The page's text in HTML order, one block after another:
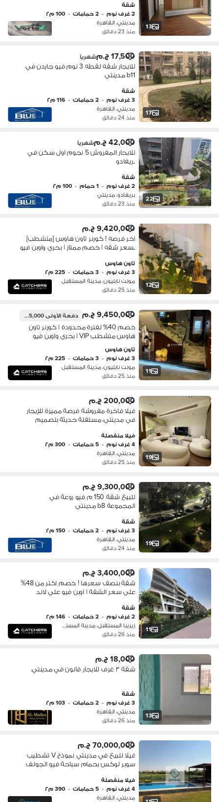
13
شقة
2 غرف نوم
• 2 حمامات • 100 م٢
مدينتي، القاهرة
منذ 23 دقائق
17
17,500 ج.م شهرياً
للايجار شقه لقطه 3 نوم فيو جاردن في
b11 مدينتي
شقة
3 غرف نوم
• 2 حمامات • 116 م٢
مدينتي، القاهرة
منذ 24 دقائق
22
42,000 ج.م شهرياً
للايحار المفروش 5 نجوم اول سكن في
بريفادو
شقة
2 غرف نوم
• 1 حمام • 100 م٢
بريفادو، مدينتي
منذ 23 دقائق
12
9,420,000 ج.م
اخر فرصه ! كورنر تاون هاوس [متشطب]
بسعر شقه | خصم ممتاز | بحري واوبن فيو
بالقرب مدينتي والرحاب والقاهرة الجديدة
تاون هاوس
3 غرف نوم
• 3 حمامات • 225 م٢
مونت نابليون، مدينة المستقبل
منذ 25 دقائق
11
9,450,000 ج.م دفعة الأولى945,000 ج.م
خصم 40% لفترة محدودة | كورنر تاون
هاوس متشطب VIP | بحري واوبن فيو
بالقرب مدينتي والرحاب والقاهرة الجديدة
تاون هاوس
3 غرف نوم
• 3 حمامات • 225 م٢
مونت نابليون، مدينة المستقبل
منذ 25 دقائق
19
200,000 ج.م
فيلا فاخرة مفروشة فرصة مميزة للإيجار
في مدينتي، مستقلة حديثة بتصميم
الحديقة
فيلا منفصلة
4 غرف نوم
• 5 حمامات • 300 م٢
مدينتي، القاهرة
منذ 25 دقائق
19
9,300,000 ج.م
للبيع شقة 150 م فيو روعة في
المجموعة b8 مدينتي
شقة
3 غرف نوم
• 2 حمامات • 150 م٢
مدينتي، القاهرة
منذ 24 دقائق
11
3,400,000 ج.م
شقة بنصف سعرها ! خصم اكتر من 48%
علي سعر الشقة | اوبن فيو علي لاند
المستقبل وبالقرب من مدينتي , الرحاب
شقة
2 غرف نوم
• 2 حمامات • 146 م٢
زيزينا المستقبل، مدينة المستقبل
منذ 26 دقائق
13
18,000 ج.م
شقة ٣ غرف للايجار قانون في مدينتي.
شقة
3 غرف نوم
• 2 حمامات • 103 م٢
مدينتي، القاهرة
منذ 26 دقائق
70,000,000 ج.م
فيلا للبيع في مدينتي نموذج V تشطيب
سوبر لوكس بحمام سباحة فيو الجولف
فيلا منفصلة
4 غرف نوم
• 5 حمامات • 390 م٢
مدينتي، القاهرة